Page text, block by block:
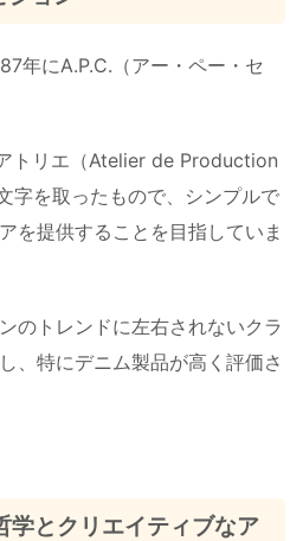
年にA.P.C.（アー・ペー・セ
トリエ（Atelier de Production
を取ったもので、シンプルで
を提供することを目指していま
のトレンドに左右されないクラ
、特にデニム製品が高く評価さ
学とクリエイティブなア